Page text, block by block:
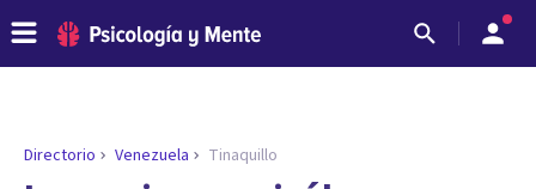
ENCONTRAR MI TERAPEUTA
Directorio Venezuela Tinaquillo